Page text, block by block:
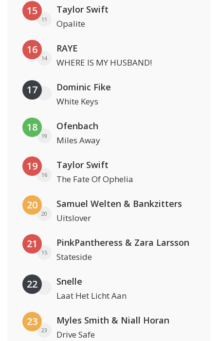
15
11
Taylor Swift
Opalite
16
14
RAYE
WHERE IS MY HUSBAND!
17 Dominic Fike
White Keys
18
19
Ofenbach
Miles Away
19
16
Taylor Swift
The Fate Of Ophelia
20
20
Samuel Welten & Bankzitters
Uitslover
21
15
PinkPantheress & Zara Larsson
Stateside
22 Snelle
Laat Het Licht Aan
23
23
Myles Smith & Niall Horan
Drive Safe